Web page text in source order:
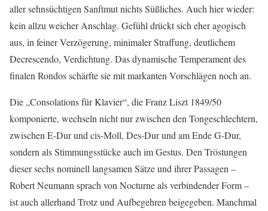
aller sehnsüchtigen Sanftmut nichts Süßliches. Auch hier wieder:
kein allzu weicher Anschlag. Gefühl drückt sich eher agogisch
aus, in feiner Verzögerung, minimaler Straffung, deutlichem
Decrescendo, Verdichtung. Das dynamische Temperament des
finalen Rondos schärfte sie mit markanten Vorschlägen noch an.
Die „Consolations für Klavier“, die Franz Liszt 1849/50
komponierte, wechseln nicht nur zwischen den Tongeschlechtern,
zwischen E-Dur und cis-Moll, Des-Dur und am Ende G-Dur,
sondern als Stimmungsstücke auch im Gestus. Den Tröstungen
dieser sechs nominell langsamen Sätze und ihrer Passagen –
Robert Neumann sprach von Nocturne als verbindender Form –
ist auch allerhand Trotz und Aufbegehren beigegeben. Manchmal